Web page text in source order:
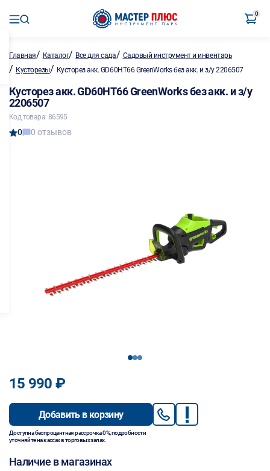
0
Главная/ Каталог/ Все для сада/ Садовый инструмент и инвентарь
/ Кусторезы/ Кусторез акк. GD60HT66 GreenWorks без акк. и з/у 2206507
Кусторез акк. GD60HT66 GreenWorks без акк. и з/у
2206507
Код товара: 86595
0 0 отзывов
123
15 990 ₽
Добавить в корзину
Доступна беспроцентная рассрочка 0%, подробности
уточняйте на кассах в торговых залах.
Наличие в магазинах